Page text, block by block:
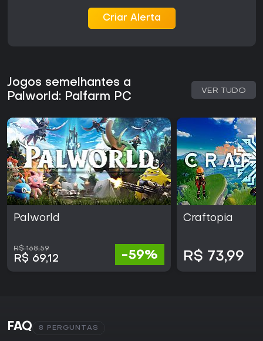
Criar Alerta
Jogos semelhantes a
Palworld: Palfarm PC
VER TUDO
Palworld
R$ 168,59
R$ 69,12 -59%
Craftopia
R$ 73,99
FAQ 8 PERGUNTAS